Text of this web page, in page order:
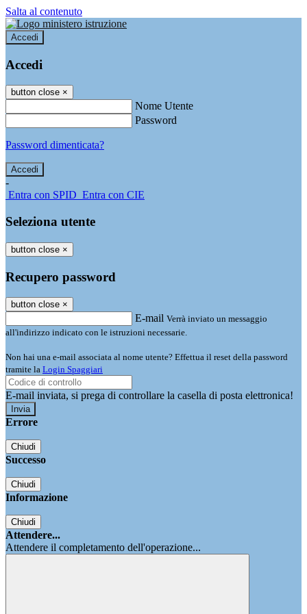
Salta al contenuto
Accedi
Accedi
button close ×
Nome Utente
Password
Password dimenticata?
-
Entra con SPID Entra con CIE
Seleziona utente
button close ×
Recupero password
button close ×
E-mail Verrà inviato un messaggio
all'indirizzo indicato con le istruzioni necessarie.
Non hai una e-mail associata al nome utente? Effettua il reset della password
tramite la Login Spaggiari
E-mail inviata, si prega di controllare la casella di posta elettronica!
Errore
Chiudi
Successo
Chiudi
Informazione
Chiudi
Attendere...
Attendere il completamento dell'operazione...